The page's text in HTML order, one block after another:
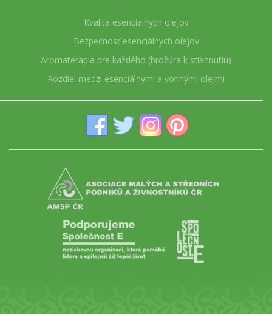
Kvalita esenciálnych olejov
Bezpečnosť esenciálnych olejov
Aromaterapia pre každého (brožúra k stiahnutiu)
Rozdiel medzi esenciálnymi a vonnými olejmi